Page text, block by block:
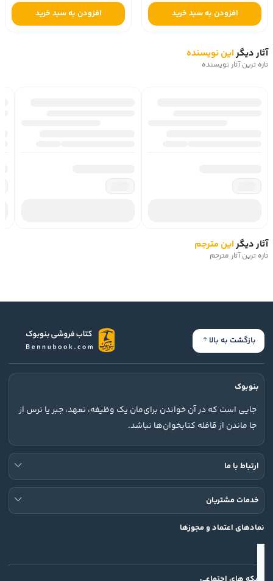
افزودن به سبد خرید افزودن به سبد خرید
آثار دیگراین نویسنده
تازه ترین آثار نویسنده
آثار دیگراین مترجم
تازه ترین آثار مترجم
بازگشت به بالا
بنوبوک
جایی است که در آن خواندن برای‌مان یک وظیفه، تعهد، جبر یا ترس از
جا ماندن از قافله کتابخوان‌ها نباشد.
ارتباط با ما
خدمات مشتریان
نمادهای اعتماد و مجوزها